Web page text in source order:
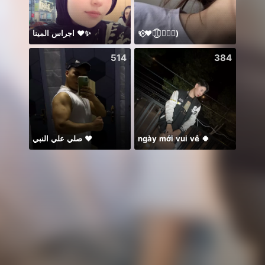
اجراس المينا ❤️✨ ✨⃟❤️ཽ͜͡𝑵𝑶𝑶𝑹)
514
صلي علي النبي ♥️
384
ngày mới vui vẻ 🍀